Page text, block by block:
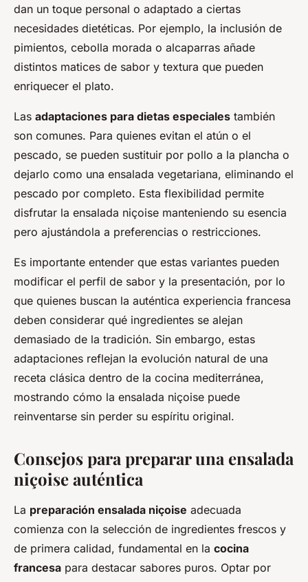
dan un toque personal o adaptado a ciertas
necesidades dietéticas. Por ejemplo, la inclusión de
pimientos, cebolla morada o alcaparras añade
distintos matices de sabor y textura que pueden
enriquecer el plato.
Las adaptaciones para dietas especiales también
son comunes. Para quienes evitan el atún o el
pescado, se pueden sustituir por pollo a la plancha o
dejarlo como una ensalada vegetariana, eliminando el
pescado por completo. Esta flexibilidad permite
disfrutar la ensalada niçoise manteniendo su esencia
pero ajustándola a preferencias o restricciones.
Es importante entender que estas variantes pueden
modificar el perfil de sabor y la presentación, por lo
que quienes buscan la auténtica experiencia francesa
deben considerar qué ingredientes se alejan
demasiado de la tradición. Sin embargo, estas
adaptaciones reflejan la evolución natural de una
receta clásica dentro de la cocina mediterránea,
mostrando cómo la ensalada niçoise puede
reinventarse sin perder su espíritu original.
Consejos para preparar una ensalada
niçoise auténtica
La preparación ensalada niçoise adecuada
comienza con la selección de ingredientes frescos y
de primera calidad, fundamental en la cocina
francesa para destacar sabores puros. Optar por